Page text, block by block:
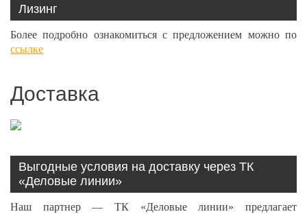
Лизинг
Более подробно ознакомиться с предложением можно по
ссылке
Доставка
Выгодные условия на доставку через ТК
«Деловые линии»
Наш партнер — ТК «Деловые линии» предлагает